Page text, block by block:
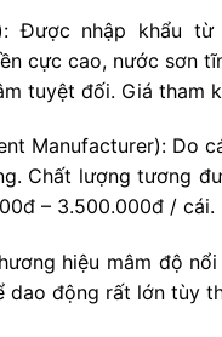
Được nhập khẩu
cực cao, nước sơn
tuyệt đối. Giá tham
Manufacturer): Do
Chất lượng tương
– 3.500.000đ / cái.
hiệu mâm độ
dao động rất lớn tùy